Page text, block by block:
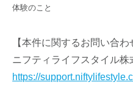
体験のこと
【本件に関するお問い合わ
ニフティライフスタイル
https://